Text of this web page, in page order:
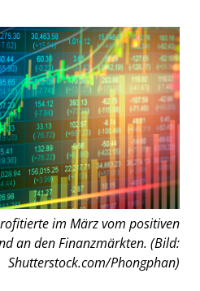
im März vom positiven
an den Finanzmärkten. (Bild:
Shutterstock.com/Phongphan)